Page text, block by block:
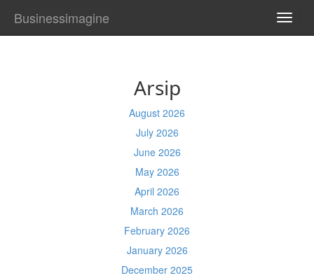
Businessimagine
Arsip
August 2026
July 2026
June 2026
May 2026
April 2026
March 2026
February 2026
January 2026
December 2025